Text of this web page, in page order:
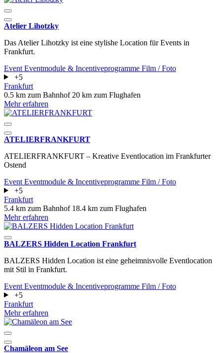
Atelier Lihotzky
Das Atelier Lihotzky ist eine stylishe Location für Events in
Frankfurt.
Event Eventmodule & Incentiveprogramme Film / Foto
+5
Frankfurt
0.5 km zum Bahnhof 20 km zum Flughafen
Mehr erfahren
ATELIERFRANKFURT
ATELIERFRANKFURT – Kreative Eventlocation im Frankfurter
Ostend
Event Eventmodule & Incentiveprogramme Film / Foto
+5
Frankfurt
5.4 km zum Bahnhof 18.4 km zum Flughafen
Mehr erfahren
BALZERS Hidden Location Frankfurt
BALZERS Hidden Location ist eine geheimnisvolle Eventlocation
mit Stil in Frankfurt.
Event Eventmodule & Incentiveprogramme Film / Foto
+5
Frankfurt
Mehr erfahren
Chamäleon am See